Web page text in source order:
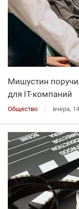
Мишустин
для IT-компаний
Общество вчера,